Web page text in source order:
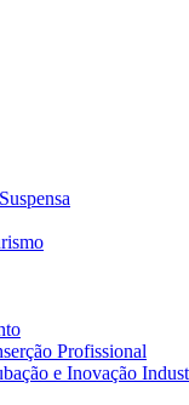
Profissional
e Inovação